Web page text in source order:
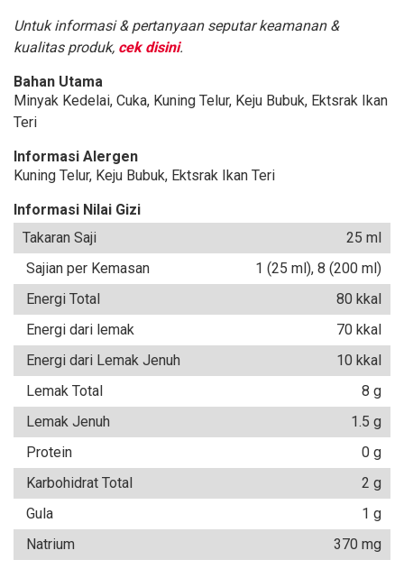
Untuk informasi & pertanyaan seputar keamanan &
kualitas produk, cek disini.
Bahan Utama
Minyak Kedelai, Cuka, Kuning Telur, Keju Bubuk, Ektsrak Ikan
Teri
Informasi Alergen
Kuning Telur, Keju Bubuk, Ektsrak Ikan Teri
Informasi Nilai Gizi
Takaran Saji
25 ml
Sajian per Kemasan
1 (25 ml), 8 (200 ml)
Energi Total
80 kkal
Energi dari lemak
70 kkal
Energi dari Lemak Jenuh
10 kkal
Lemak Total
8 g
Lemak Jenuh
1.5 g
Protein
0 g
Karbohidrat Total
2 g
Gula
1 g
Natrium
370 mg